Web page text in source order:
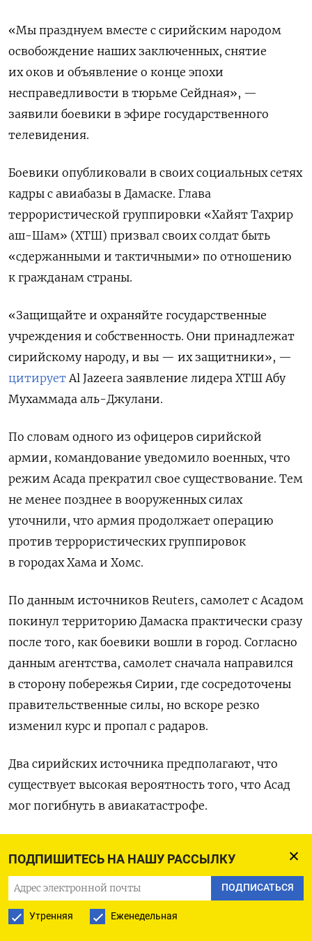
ПОДПИШИТЕСЬ НА НАШУ РАССЫЛКУ
ПОДПИСАТЬСЯ
Утренняя Еженедельная
«Мы празднуем вместе с сирийским народом
освобождение наших заключенных, снятие
их оков и объявление о конце эпохи
несправедливости в тюрьме Сейдная», —
заявили боевики в эфире государственного
телевидения.
Боевики опубликовали в своих социальных сетях
кадры с авиабазы в Дамаске. Глава
террористической группировки «Хайят Тахрир
аш-Шам» (ХТШ) призвал своих солдат быть
«сдержанными и тактичными» по отношению
к гражданам страны.
«Защищайте и охраняйте государственные
учреждения и собственность. Они принадлежат
сирийскому народу, и вы — их защитники», —
цитирует Al Jazeera заявление лидера ХТШ Абу
Мухаммада аль-Джулани.
По словам одного из офицеров сирийской
армии, командование уведомило военных, что
режим Асада прекратил свое существование. Тем
не менее позднее в вооруженных силах
уточнили, что армия продолжает операцию
против террористических группировок
в городах Хама и Хомс.
По данным источников Reuters, самолет с Асадом
покинул территорию Дамаска практически сразу
после того, как боевики вошли в город. Согласно
данным агентства, самолет сначала направился
в сторону побережья Сирии, где сосредоточены
правительственные силы, но вскоре резко
изменил курс и пропал с радаров.
Два сирийских источника предполагают, что
существует высокая вероятность того, что Асад
мог погибнуть в авиакатастрофе.
выключен, но я считаю более вероятным, что
самолет был сбит…», — пояснил собеседник
агентства.